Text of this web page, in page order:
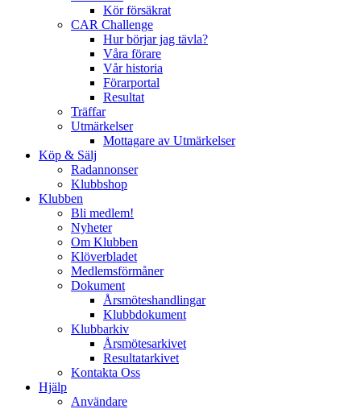
Kör försäkrat
CAR Challenge
Hur börjar jag tävla?
Våra förare
Vår historia
Förarportal
Resultat
Träffar
Utmärkelser
Mottagare av Utmärkelser
Köp & Sälj
Radannonser
Klubbshop
Klubben
Bli medlem!
Nyheter
Om Klubben
Klöverbladet
Medlemsförmåner
Dokument
Årsmöteshandlingar
Klubbdokument
Klubbarkiv
Årsmötesarkivet
Resultatarkivet
Kontakta Oss
Hjälp
Användare